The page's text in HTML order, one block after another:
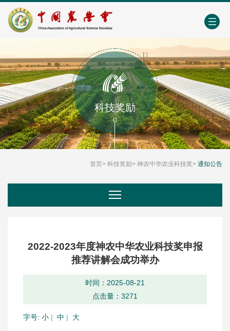
中国农业农村人才网 中心学会门户网
科技奖励
首页> 科技奖励> 神农中华农业科技奖> 通知公告
2022-2023年度神农中华农业科技奖申报
推荐讲解会成功举办
时间：2025-08-21
点击量： 3271
字号: 小 | 中 | 大